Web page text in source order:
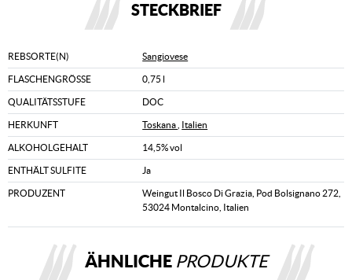
STECKBRIEF
REBSORTE(N) Sangiovese
FLASCHENGRÖSSE 0,75 l
QUALITÄTSSTUFE DOC
HERKUNFT Toskana Italien
ALKOHOLGEHALT 14,5% vol
ENTHÄLT SULFITE Ja
PRODUZENT
Weingut Il Bosco Di Grazia, Pod Bolsignano 272,
53024 Montalcino, Italien
ÄHNLICHE PRODUKTE